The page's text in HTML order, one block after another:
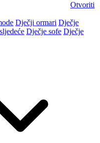
Otvoriti
Dječji ormari Dječje
Dječje sofe Dječje